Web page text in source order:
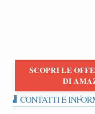
SCOPRI LE
DI
CONTATTI E